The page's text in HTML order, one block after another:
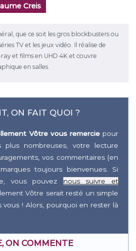
Creis
que ce soit les gros blockbusters ou
TV et les jeux vidéo. Il réalise de
et films en UHD 4K et couvre
en salles.
ON FAIT QUOI ?
Vôtre vous remerciepour
plus nombreuses, votre lecture
vos commentaires (en
toujours bienvenues. Si
vous pouvez nous suivre et
Vôtre serait resté un simple
vous ! Alors, pourquoi en rester là
ON COMMENTE